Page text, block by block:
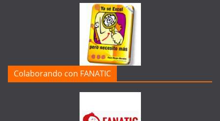
Colaborando con FANATIC